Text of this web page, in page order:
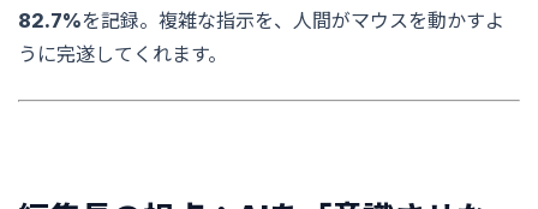
82.7%を記録。複雑な指示を、人間がマウスを動かすよ
うに完遂してくれます。